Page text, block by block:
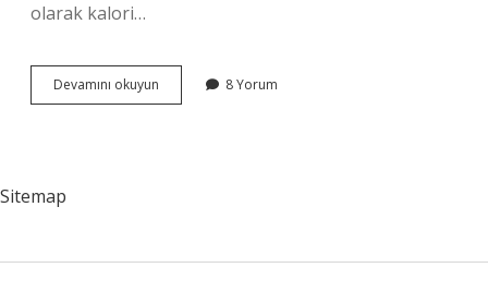
olarak kalori…
Devamını okuyun Diyetteyken
Badem
8 Yorum
Sitemap